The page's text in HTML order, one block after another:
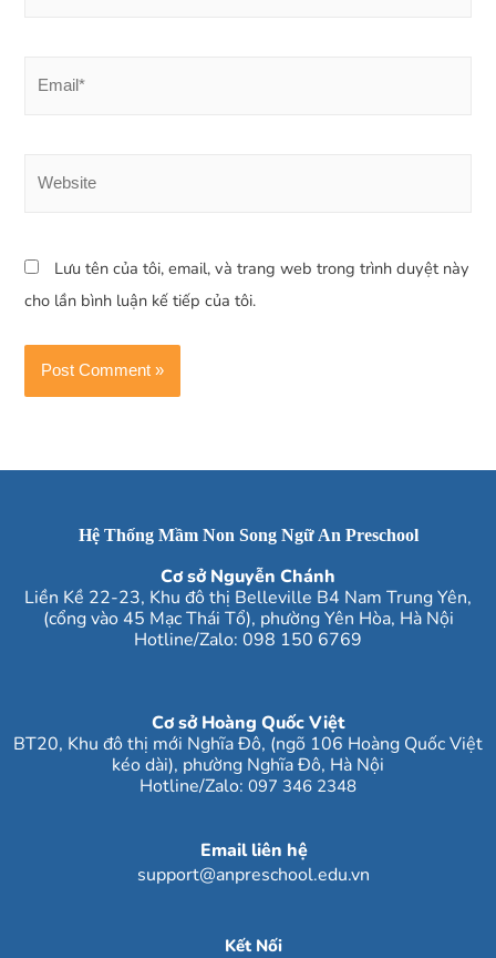
Lưu tên của tôi, email, và trang web trong trình duyệt này
cho lần bình luận kế tiếp của tôi.
Hệ Thống Mầm Non Song Ngữ An Preschool
Cơ sở Nguyễn Chánh
Liền Kề 22-23, Khu đô thị Belleville B4 Nam Trung Yên,
(cổng vào 45 Mạc Thái Tổ), phường Yên Hòa, Hà Nội
Hotline/Zalo: 098 150 6769
Cơ sở Hoàng Quốc Việt
BT20, Khu đô thị mới Nghĩa Đô, (ngõ 106 Hoàng Quốc Việt
kéo dài), phường Nghĩa Đô, Hà Nội
Hotline/Zalo: 097 346 2348
Email liên hệ
support@anpreschool.edu.vn
Kết Nối